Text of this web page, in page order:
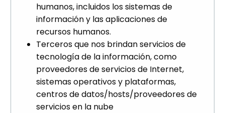
humanos, incluidos los sistemas de
información y las aplicaciones de
recursos humanos.
Terceros que nos brindan servicios de
tecnología de la información, como
proveedores de servicios de Internet,
sistemas operativos y plataformas,
centros de datos/hosts/proveedores de
servicios en la nube